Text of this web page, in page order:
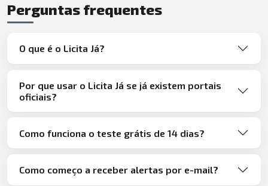
Perguntas frequentes
O que é o Licita Já?
Por que usar o Licita Já se já existem portais
oficiais?
Como funciona o teste grátis de 14 dias?
Como começo a receber alertas por e-mail?